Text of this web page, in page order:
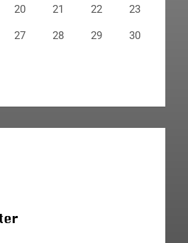
20 21 22 23
27 28 29 30